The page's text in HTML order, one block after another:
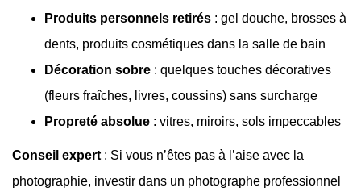
Produits personnels retirés : gel douche, brosses à
dents, produits cosmétiques dans la salle de bain
Décoration sobre : quelques touches décoratives
(fleurs fraîches, livres, coussins) sans surcharge
Propreté absolue : vitres, miroirs, sols impeccables
Conseil expert : Si vous n’êtes pas à l’aise avec la
photographie, investir dans un photographe professionnel